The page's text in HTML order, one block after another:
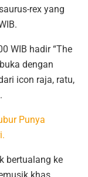
rex yang
WIB hadir “The
dengan
icon raja, ratu,
Punya
bertualang ke